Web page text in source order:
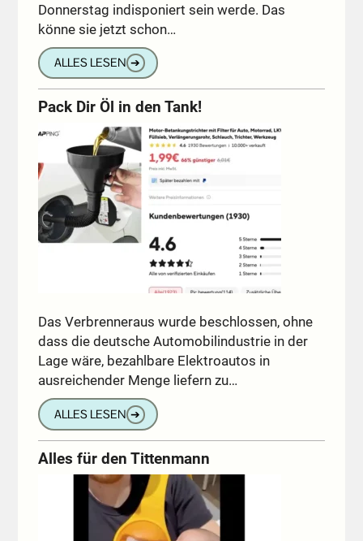
Donnerstag indisponiert sein werde. Das
könne sie jetzt schon…
ALLES LESEN ➔
Pack Dir Öl in den Tank!
Das Verbrenneraus wurde beschlossen, ohne
dass die deutsche Automobilindustrie in der
Lage wäre, bezahlbare Elektroautos in
ausreichender Menge liefern zu…
ALLES LESEN ➔
Alles für den Tittenmann